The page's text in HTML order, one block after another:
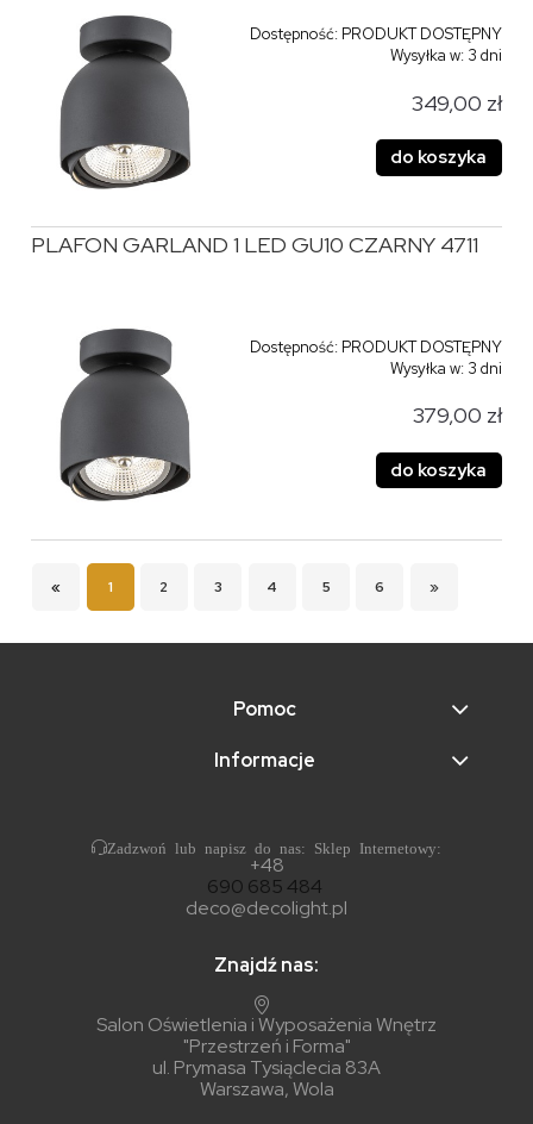
Dostępność: PRODUKT DOSTĘPNY
Wysyłka w: 3 dni
349,00 zł
do koszyka
PLAFON GARLAND 1 LED GU10 CZARNY 4711
Dostępność: PRODUKT DOSTĘPNY
Wysyłka w: 3 dni
379,00 zł
do koszyka
« 1 2 3 4 5 6 »
Pomoc
Informacje
Zadzwoń lub napisz do nas: Sklep Internetowy:
+48
690 685 484
deco@decolight.pl
Znajdź nas:
Salon Oświetlenia i Wyposażenia Wnętrz
"Przestrzeń i Forma"
ul. Prymasa Tysiąclecia 83A
Warszawa, Wola